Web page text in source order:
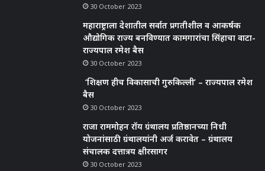
30 October 2023
महाराष्ट्राला देशातील सर्वात प्रगतीशील व आकर्षक
औद्योगिक राज्य बनविण्यात कामगारांचा सिंहाचा वाटा-
राज्यपाल रमेश बैस
30 October 2023
‘शिक्षण हीच विकासाची गुरुकिल्ली’ – राज्यपाल रमेश
बैस
30 October 2023
राजा राममोहन रॉय ग्रंथालय प्रतिष्ठानच्या निधी
योजनांसाठी ग्रंथालयांनी अर्ज करावेत – ग्रंथालय
संचालक दत्तात्रय क्षीरसागर
30 October 2023